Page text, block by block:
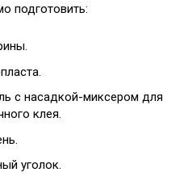
подготовить:
с насадкой-миксером для
клея.
уголок.